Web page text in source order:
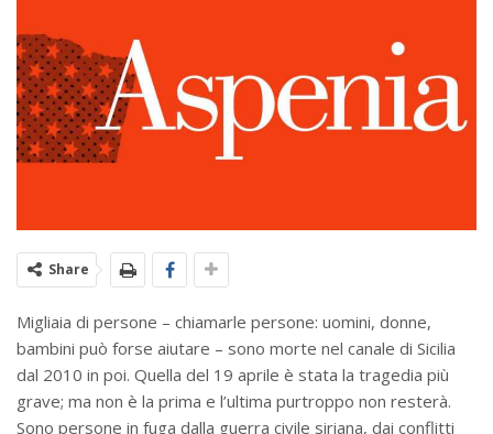
Share
Migliaia di persone – chiamarle persone: uomini, donne,
bambini può forse aiutare – sono morte nel canale di Sicilia
dal 2010 in poi. Quella del 19 aprile è stata la tragedia più
grave; ma non è la prima e l’ultima purtroppo non resterà.
Sono persone in fuga dalla guerra civile siriana, dai conflitti